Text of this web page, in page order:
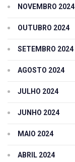
NOVEMBRO 2024
OUTUBRO 2024
SETEMBRO 2024
AGOSTO 2024
JULHO 2024
JUNHO 2024
MAIO 2024
ABRIL 2024